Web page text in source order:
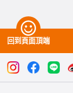
回到頁面頂端